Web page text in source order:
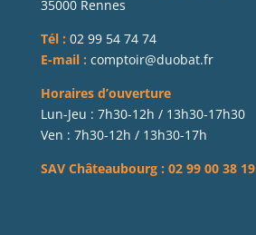
35000 Rennes
Tél : 02 99 54 74 74
E-mail : comptoir@duobat.fr
Horaires d’ouverture
Lun-Jeu : 7h30-12h / 13h30-17h30
Ven : 7h30-12h / 13h30-17h
SAV Châteaubourg : 02 99 00 38 19